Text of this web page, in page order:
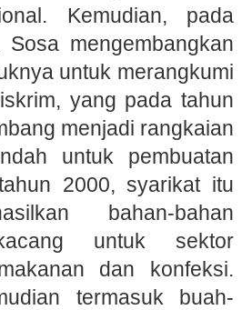
Kemudian, pada
mengembangkan
untuk merangkumi
yang pada tahun
menjadi rangkaian
untuk pembuatan
2000, syarikat itu
bahan-bahan
untuk sektor
dan konfeksi.
termasuk buah-